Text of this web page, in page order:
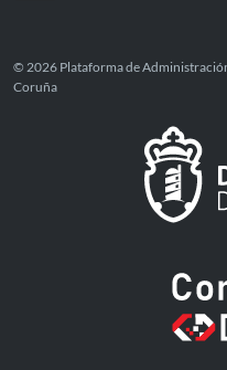
© 2026 Plataforma de
Coruña